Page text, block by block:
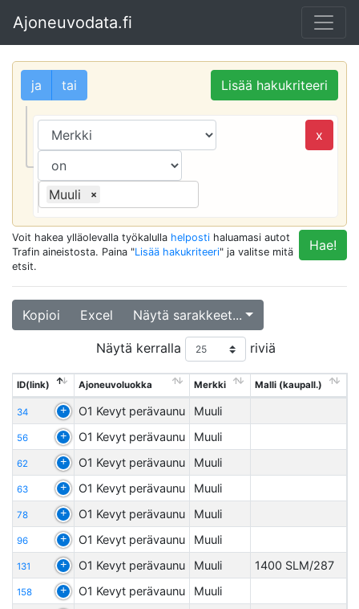
Ajoneuvodata.fi
Lisää hakukriteeri
ja tai
x
Muuli ×
Hae!
Voit hakea ylläolevalla työkalulla helposti haluamasi autot
Trafin aineistosta. Paina "Lisää hakukriteeri" ja valitse mitä
etsit.
Kopioi Excel Näytä sarakkeet...
Näytä kerralla riviä
ID(link) Ajoneuvoluokka Merkki Malli (kaupall.)
34 O1 Kevyt perävaunu Muuli
56 O1 Kevyt perävaunu Muuli
62 O1 Kevyt perävaunu Muuli
63 O1 Kevyt perävaunu Muuli
78 O1 Kevyt perävaunu Muuli
96 O1 Kevyt perävaunu Muuli
131 O1 Kevyt perävaunu Muuli 1400 SLM/287
158 O1 Kevyt perävaunu Muuli